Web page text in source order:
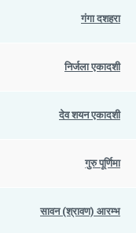
गंगा दशहरा
निर्जला एकादशी
देव शयन एकादशी
गुरु पूर्णिमा
सावन (श्रावण) आरम्भ